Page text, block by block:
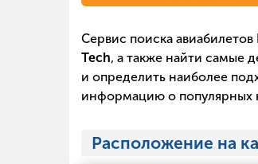
Сервис поиска авиабилетов
Tech, а также найти самые
и определить наиболее
информацию о популярных
Расположение на